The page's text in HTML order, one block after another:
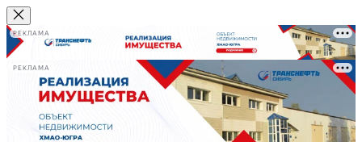
РЕКЛАМА
РЕКЛАМА